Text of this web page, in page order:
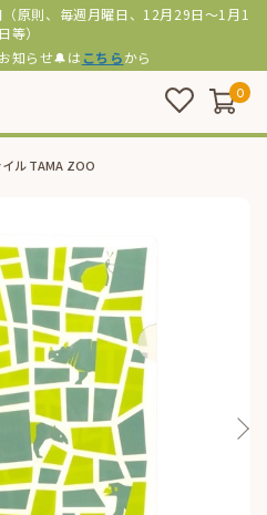
原則、毎週月曜日、12月29日～1月1
日等）
知らせ🔔は こちらから
0
ル TAMA ZOO